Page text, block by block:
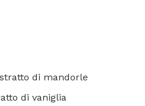
di mandorle
di vaniglia